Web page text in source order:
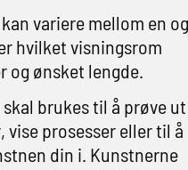
variere mellom en og
hvilket visningsrom
og ønsket lengde.
brukes til å prøve ut
prosesser eller til å
din i. Kunstnerne